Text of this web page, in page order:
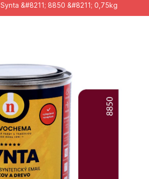
Synta &#8211; 8850 &#8211; 0,75kg